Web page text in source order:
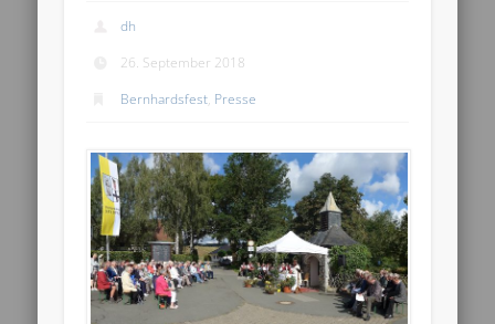
dh
26. September 2018
Bernhardsfest, Presse